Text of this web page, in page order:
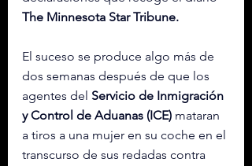
The Minnesota Star Tribune.
El suceso se produce algo más de
dos semanas después de que los
agentes del Servicio de Inmigración
y Control de Aduanas (ICE) mataran
a tiros a una mujer en su coche en el
transcurso de sus redadas contra